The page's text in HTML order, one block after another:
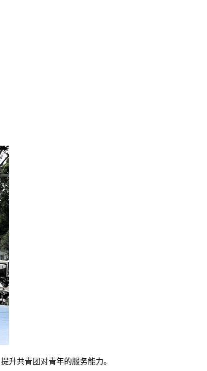
升共青团对青年的服务能力。